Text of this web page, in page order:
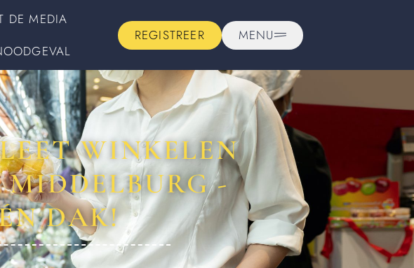
DE MEDIA
REGISTREER MENU
WINKELEN
-
DAK!